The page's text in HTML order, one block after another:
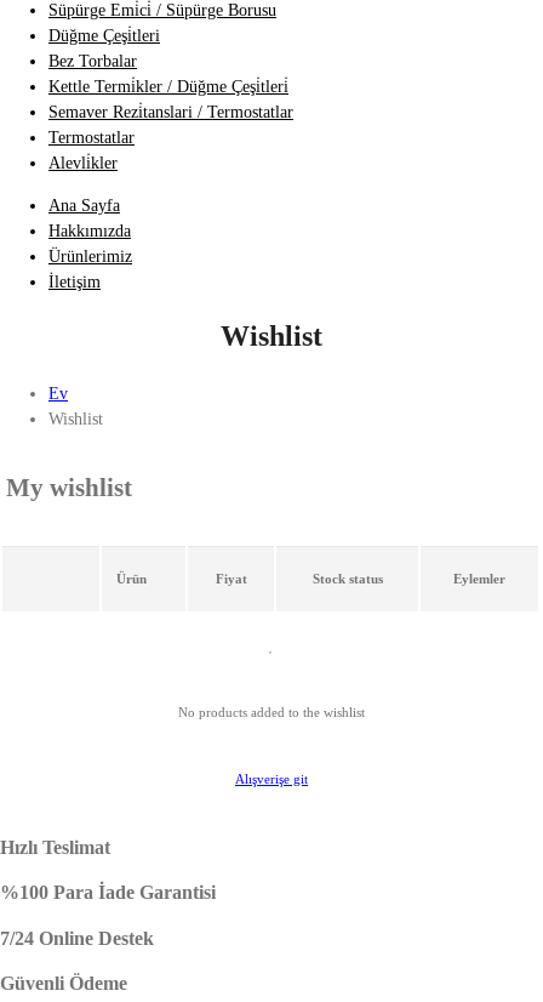
Süpürge Emi̇ci̇ / Süpürge Borusu
Düğme Çeşi̇tleri
Bez Torbalar
Kettle Termi̇kler / Düğme Çeşi̇tleri̇
Semaver Rezi̇tanslari / Termostatlar
Termostatlar
Alevli̇kler
Ana Sayfa
Hakkımızda
Ürünlerimiz
İletişim
Wishlist
Ev
Wishlist
My wishlist
Ürün Fiyat Stock status Eylemler
No products added to the wishlist
Alışverişe git
Hızlı Teslimat
%100 Para İade Garantisi
7/24 Online Destek
Güvenli Ödeme